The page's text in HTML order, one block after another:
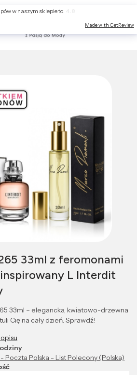
33ml z feromonami
L Interdit
33ml – elegancka, kwiatowo-drzewna
Cię na cały dzień. Sprawdź!
- Poczta Polska - List Polecony (Polska)
w naszym sklepie to:
Made with GetReview